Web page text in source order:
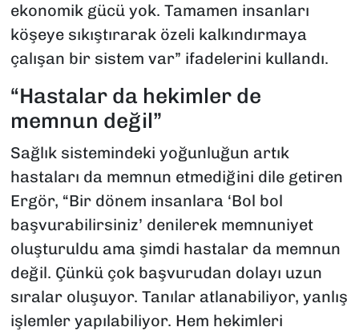
ekonomik gücü yok. Tamamen insanları
köşeye sıkıştırarak özeli kalkındırmaya
çalışan bir sistem var” ifadelerini kullandı.
“Hastalar da hekimler de
memnun değil”
Sağlık sistemindeki yoğunluğun artık
hastaları da memnun etmediğini dile getiren
Ergör, “Bir dönem insanlara ‘Bol bol
başvurabilirsiniz’ denilerek memnuniyet
oluşturuldu ama şimdi hastalar da memnun
değil. Çünkü çok başvurudan dolayı uzun
sıralar oluşuyor. Tanılar atlanabiliyor, yanlış
işlemler yapılabiliyor. Hem hekimleri